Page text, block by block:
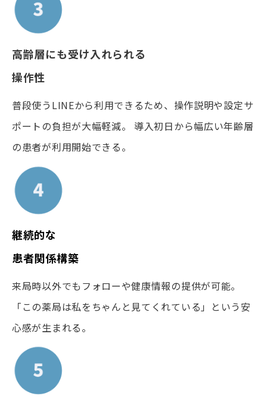
高齢層にも受け入れられる
操作性
普段使うLINEから利用できるため、操作説明や設定サ
ポートの負担が大幅軽減。 導入初日から幅広い年齢層
の患者が利用開始できる。
継続的な
患者関係構築
来局時以外でもフォローや健康情報の提供が可能。
「この薬局は私をちゃんと見てくれている」という安
心感が生まれる。